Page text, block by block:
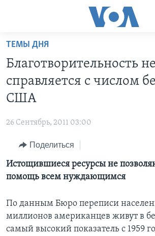
Перейти
основной
контент
Перейти
основной
навигации
Перейти
поиск
АМЕРИКА
ИТОГИ
ПОЧЕМУ ЭТО ВАЖНО?
ДИСКУССИЯ VOA
ДЕТАЛИ
НЬЮ-ЙОРК NEW YORK
АМЕРИКА. БОЛЬШОЕ ПУТЕШЕСТВИЕ
ПРОЕКТЫ
НАША АМЕРИКАНСКАЯ ИСТОРИЯ
А КАК В АМЕРИКЕ?
АРТЕФАКТЫ
АМЕРИКАНСКИЕ ГОРОДКИ
ТЕСТЫ
ИНТЕРВЬЮ
ФАКТЫ ПРОТИВ ФЕЙКОВ
ЗА СВОБОДУ ПРЕССЫ
УЧИМ АНГЛИЙСКИЙ
ВИДЕО
ПОДПИСКА НА НОВОСТИ
ТЕМЫ ДНЯ
Благотворительность не
справляется с числом
США
26 Сентябрь, 2011 03:00
Поделиться
Истощившиеся ресурсы не
помощь всем нуждающимся
По данным Бюро переписи
миллионов американцев живут в
самый высокий показатель с 1959